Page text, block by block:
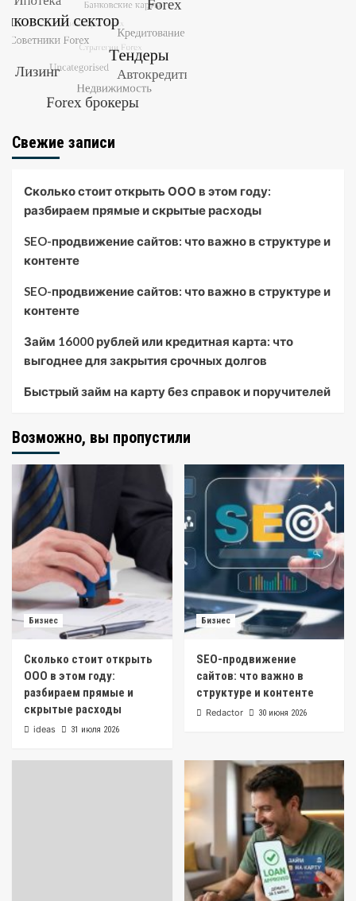
Свежие записи
Сколько стоит открыть ООО в этом году:
разбираем прямые и скрытые расходы
SEO-продвижение сайтов: что важно в структуре и
контенте
SEO-продвижение сайтов: что важно в структуре и
контенте
Займ 16000 рублей или кредитная карта: что
выгоднее для закрытия срочных долгов
Быстрый займ на карту без справок и поручителей
Возможно, вы пропустили
Бизнес
Сколько стоит открыть
ООО в этом году:
разбираем прямые и
скрытые расходы
ideas 31 июля 2026
Бизнес
SEO-продвижение
сайтов: что важно в
структуре и контенте
Redactor 30 июня 2026